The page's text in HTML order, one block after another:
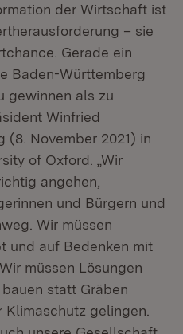
der Wirtschaft ist
– sie
Gerade ein
Baden-Württemberg
gewinnen als zu
Winfried
(8. November 2021) in
of Oxford. „Wir
angehen,
und Bürgern und
Wir müssen
und auf Bedenken mit
müssen Lösungen
statt Gräben
gelingen.